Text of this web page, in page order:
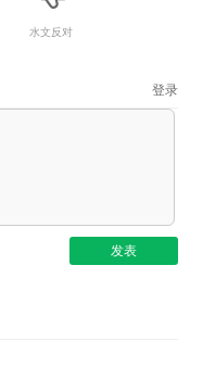
水文反对
登录